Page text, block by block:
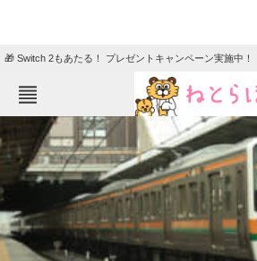
🎁 Switch 2もあたる！ プレゼントキャンペーン実施中！
ねとらぼメニュー
TOP ニュース
エンタメ クイズ
グルメ 地域
住まい 教育・育児